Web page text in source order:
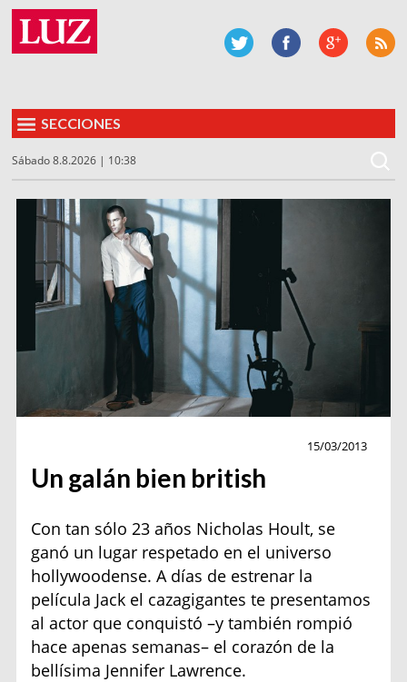
SECCIONES
Sábado 8.8.2026 | 10:38
15/03/2013
Un galán bien british
Con tan sólo 23 años Nicholas Hoult, se
ganó un lugar respetado en el universo
hollywoodense. A días de estrenar la
película Jack el cazagigantes te presentamos
al actor que conquistó –y también rompió
hace apenas semanas– el corazón de la
bellísima Jennifer Lawrence.